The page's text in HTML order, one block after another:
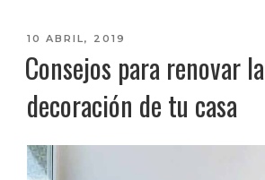
PUBLICADO
10 ABRIL, 2019
Consejos para renovar la
decoración de tu casa